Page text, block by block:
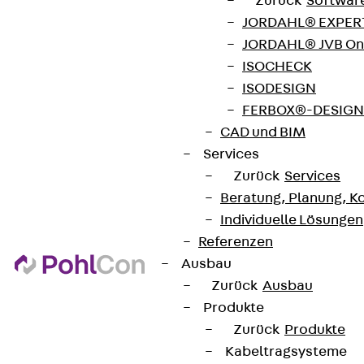
JORDAHL®
JORDAHL® JVB
ISOCHECK
ISODESIGN
FERBOX®-
CAD und BIM
Services
Zurück Services
Beratung, Planung,
Individuelle Lösungen
Referenzen
Ausbau
Zurück Ausbau
Produkte
Zurück Produkte
Kabeltragsysteme
Wir informieren regelmäßig zu
Produktneuheiten, Referenzen und aktuellen
Jetzt anmelden